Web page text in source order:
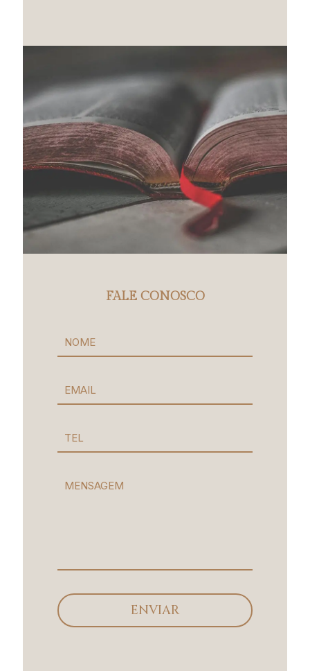
FALE CONOSCO